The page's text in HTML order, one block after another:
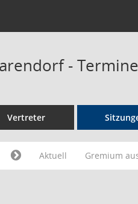
-
Vertreter
Aktuell Gremium